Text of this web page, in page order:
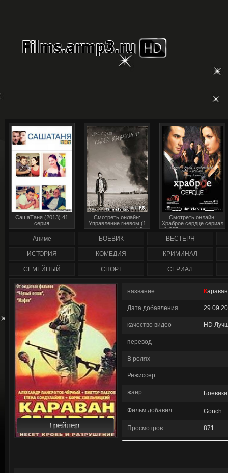
название
Дата добавления
качество видео HD
перевод
В ролях
Режиссер
жанр Боевики
Фильм добавил Gonch
Просмотров 871
Аниме БОЕВИК ВЕСТЕРН
ИСТОРИЯ КОМЕДИЯ КРИМИНАЛ
СЕМЕЙНЫЙ СПОРТ СЕРИАЛ
СашаТаня (2013) 41
серия
Смотреть онлайн:
Управление гневом (1
сезон полностью) 2
сезон (1-47 серия)
сериал смотреть онлайн
Смотреть онлайн:
Храброе сердце сериал
1-207 серия смотреть
онлайн / Corazón valiente